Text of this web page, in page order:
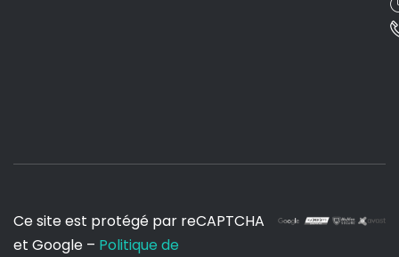
Ce site est protégé par reCAPTCHA
et Google – Politique de